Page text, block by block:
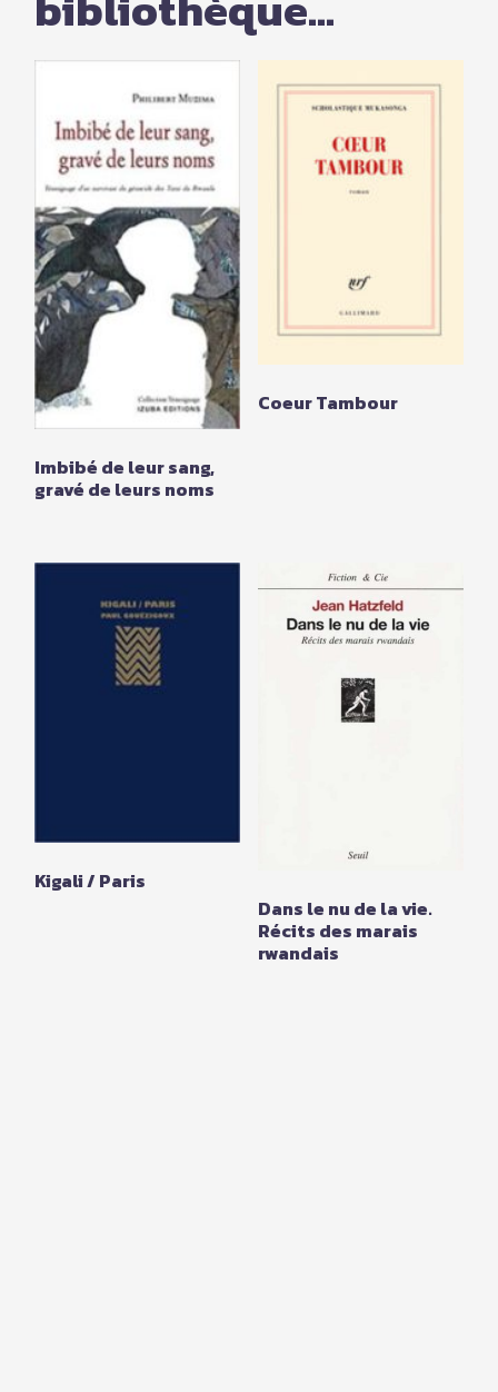
Imbibé de leur sang,
gravé de leurs noms
Coeur Tambour
Kigali / Paris
Dans le nu de la vie.
Récits des marais
rwandais